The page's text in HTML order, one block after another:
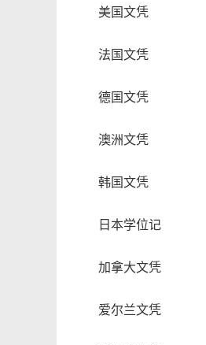
美国文凭
法国文凭
德国文凭
澳洲文凭
韩国文凭
日本学位记
加拿大文凭
爱尔兰文凭